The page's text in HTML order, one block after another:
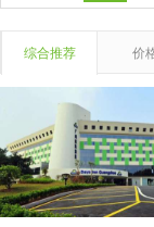
综合推荐 价